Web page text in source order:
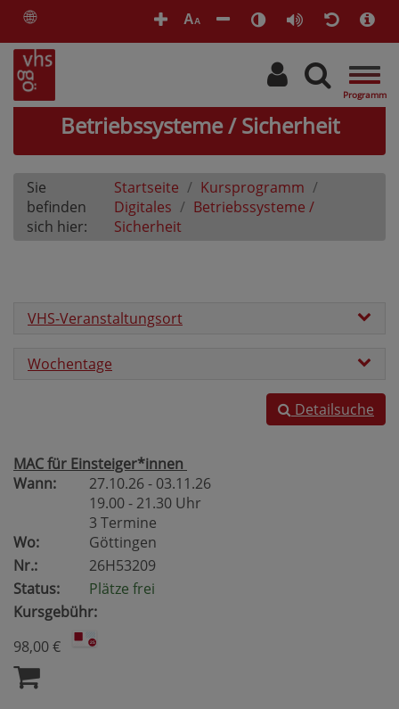
🌐 AA
Betriebssysteme / Sicherheit
Sie
befinden
sich hier:
Startseite
Kursprogramm
Digitales
Betriebssysteme /
Sicherheit
VHS-Veranstaltungsort
Wochentage
Detailsuche
MAC für Einsteiger*innen
Wann:
27.10.26 - 03.11.26
19.00 - 21.30 Uhr
3 Termine
Wo:
Göttingen
Nr.:
26H53209
Status:
Plätze frei
Kursgebühr:
98,00 €